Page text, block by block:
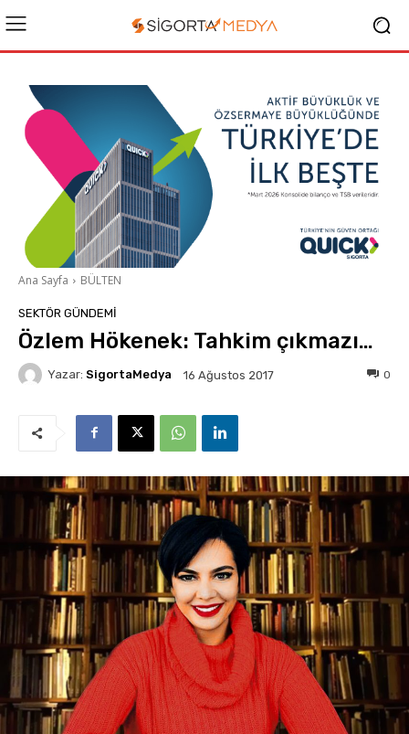
Ana Sayfa BÜLTEN
SEKTÖR GÜNDEMİ
Özlem Hökenek: Tahkim çıkmazı…
Yazar: SigortaMedya 16 Ağustos 2017 0